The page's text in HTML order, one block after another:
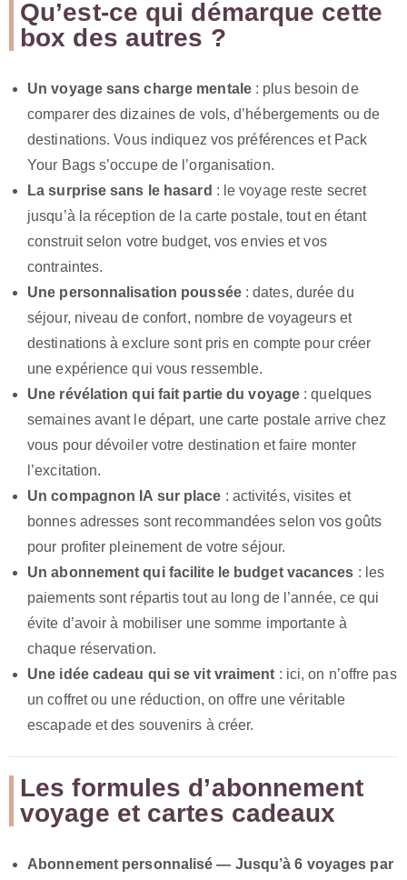
Qu’est-ce qui démarque cette
box des autres ?
Un voyage sans charge mentale: plus besoin de
comparer des dizaines de vols, d’hébergements ou de
destinations. Vous indiquez vos préférences et Pack
Your Bags s’occupe de l’organisation.
La surprise sans le hasard : le voyage reste secret
jusqu’à la réception de la carte postale, tout en étant
construit selon votre budget, vos envies et vos
contraintes.
Une personnalisation poussée: dates, durée du
séjour, niveau de confort, nombre de voyageurs et
destinations à exclure sont pris en compte pour créer
une expérience qui vous ressemble.
Une révélation qui fait partie du voyage : quelques
semaines avant le départ, une carte postale arrive chez
vous pour dévoiler votre destination et faire monter
l’excitation.
Un compagnon IA sur place : activités, visites et
bonnes adresses sont recommandées selon vos goûts
pour profiter pleinement de votre séjour.
Un abonnement qui facilite le budget vacances : les
paiements sont répartis tout au long de l’année, ce qui
évite d’avoir à mobiliser une somme importante à
chaque réservation.
Une idée cadeau qui se vit vraiment : ici, on n’offre pas
un coffret ou une réduction, on offre une véritable
escapade et des souvenirs à créer.
Les formules d’abonnement
voyage et cartes cadeaux
Abonnement personnalisé — Jusqu’à 6 voyages par